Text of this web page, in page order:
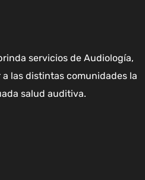
servicios de Audiología,
las distintas comunidades la
salud auditiva.